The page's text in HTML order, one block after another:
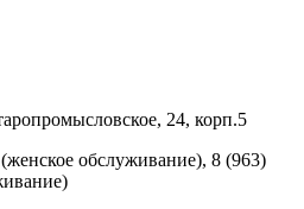
24, корп.5
обслуживание), 8 (963)